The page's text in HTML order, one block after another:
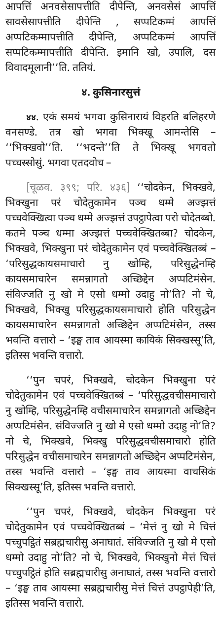
आपत्तिं अनवसेसापत्तीति दीपेन्ति, अनवसेसं आपत्तिं
सावसेसापत्तीति दीपेन्ति , सप्पटिकम्मं आपत्तिं
अप्पटिकम्मापत्तीति दीपेन्ति, अप्पटिकम्मं आपत्तिं
सप्पटिकम्मापत्तीति दीपेन्ति. इमानि खो, उपालि, दस
विवादमूलानी’’ति. ततियं.
४. कुसिनारसुत्तं
४४. एकं समयं भगवा कुसिनारायं विहरति बलिहरणे
वनसण्डे. तत्र खो भगवा भिक्खू आमन्तेसि –
‘‘भिक्खवो’’ति. ‘‘भदन्ते’’ति ते भिक्खू भगवतो
पच्चस्सोसुं. भगवा एतदवोच –
[चूळव. ३९९; परि. ४३६]
‘‘चोदकेन, भिक्खवे,
भिक्खुना परं चोदेतुकामेन पञ्च धम्मे अज्झत्तं
पच्चवेक्खित्वा पञ्च धम्मे अज्झत्तं उपट्ठापेत्वा परो चोदेतब्बो.
कतमे पञ्च धम्मा अज्झत्तं पच्चवेक्खितब्बा? चोदकेन,
भिक्खवे, भिक्खुना परं चोदेतुकामेन एवं पच्चवेक्खितब्बं –
‘परिसुद्धकायसमाचारो नु खोम्हि, परिसुद्धेनम्हि
कायसमाचारेन समन्नागतो अच्छिद्देन अप्पटिमंसेन.
संविज्जति नु खो मे एसो धम्मो उदाहु नो’ति? नो चे,
भिक्खवे, भिक्खु परिसुद्धकायसमाचारो होति परिसुद्धेन
कायसमाचारेन समन्नागतो अच्छिद्देन अप्पटिमंसेन, तस्स
भवन्ति वत्तारो – ‘इङ्घ ताव आयस्मा कायिकं सिक्खस्सू’ति,
इतिस्स भवन्ति वत्तारो.
‘‘पुन चपरं, भिक्खवे, चोदकेन भिक्खुना परं
चोदेतुकामेन एवं पच्चवेक्खितब्बं – ‘परिसुद्धवचीसमाचारो
नु खोम्हि, परिसुद्धेनम्हि वचीसमाचारेन समन्नागतो अच्छिद्देन
अप्पटिमंसेन. संविज्जति नु खो मे एसो धम्मो उदाहु नो’ति?
नो चे, भिक्खवे, भिक्खु परिसुद्धवचीसमाचारो होति
परिसुद्धेन वचीसमाचारेन समन्नागतो अच्छिद्देन अप्पटिमंसेन,
तस्स भवन्ति वत्तारो – ‘इङ्घ ताव आयस्मा वाचसिकं
सिक्खस्सू’ति, इतिस्स भवन्ति वत्तारो.
‘‘पुन चपरं, भिक्खवे, चोदकेन भिक्खुना परं
चोदेतुकामेन एवं पच्चवेक्खितब्बं – ‘मेत्तं नु खो मे चित्तं
पच्चुपट्ठितं सब्रह्मचारीसु अनाघातं. संविज्जति नु खो मे एसो
धम्मो उदाहु नो’ति? नो चे, भिक्खवे, भिक्खुनो मेत्तं चित्तं
पच्चुपट्ठितं होति सब्रह्मचारीसु अनाघातं, तस्स भवन्ति वत्तारो
– ‘इङ्घ ताव आयस्मा सब्रह्मचारीसु मेत्तं चित्तं उपट्ठापेही’ति,
इतिस्स भवन्ति वत्तारो.